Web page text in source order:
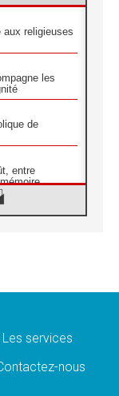
aux religieuses
les
de
entre
sur l'éducation
Les services
nous